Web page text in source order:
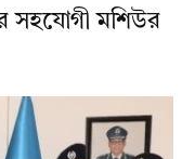
সহযোগী মশিউর